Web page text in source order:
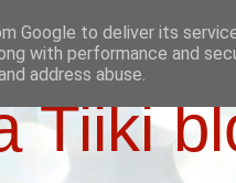
Tiiki
Google to deliver its
with performance and
address abuse.